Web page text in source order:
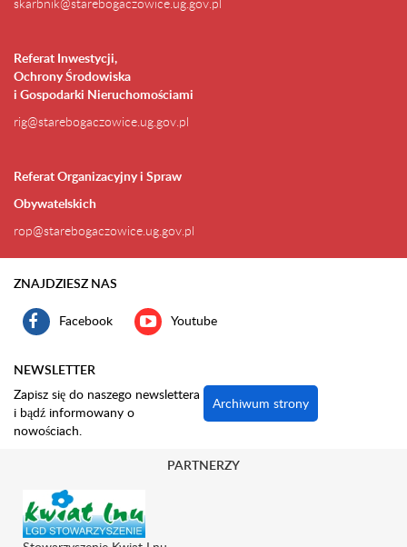
Referat Inwestycji,
Ochrony Środowiska
i Gospodarki Nieruchomościami
rig@starebogaczowice.ug.gov.pl
Referat Organizacyjny i Spraw
Obywatelskich
rop@starebogaczowice.ug.gov.pl
ZNAJDZIESZ NAS
Facebook Youtube
NEWSLETTER
Zapisz się do naszego newslettera
i bądź informowany o
nowościach.
Archiwum strony
PARTNERZY